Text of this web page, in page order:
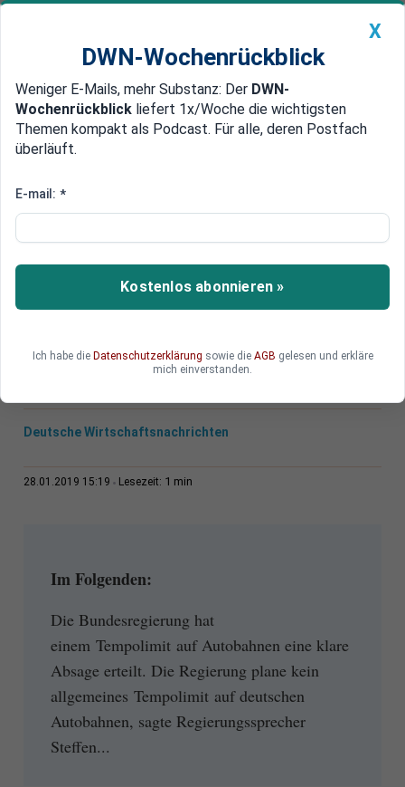
Newsticker MEIN DWN: Geldanlage Premium
Edelmetalle DWN-Magazin China
Kommission löst Debatte aus
Bundesregierung: Kein
Tempolimit auf deutschen
Autobahnen
Die Bundesregierung lehnt eine generelle
Autobahnen ab.
Deutsche Wirtschaftsnachrichten
28.01.2019 15:19 Lesezeit: 1 min
Im Folgenden:
Die Bundesregierung hat
einem Tempolimit auf Autobahnen eine klare
Absage erteilt. Die Regierung plane kein
allgemeines Tempolimit auf deutschen
Autobahnen, sagte Regierungssprecher
Steffen...
X
DWN-Wochenrückblick
Weniger E-Mails, mehr Substanz: Der DWN-
Wochenrückblick liefert 1x/Woche die wichtigsten
Themen kompakt als Podcast. Für alle, deren Postfach
überläuft.
E-mail: *
Kostenlos abonnieren »
Ich habe die Datenschutzerklärung sowie die AGB gelesen und erkläre
mich einverstanden.